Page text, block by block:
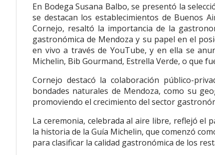
En Bodega Susana Balbo, se presentó la
se destacan los establecimientos de Buenos
Cornejo, resaltó la importancia de la
gastronómica de Mendoza y su papel en el
en vivo a través de YouTube, y en ella se
Michelin, Bib Gourmand, Estrella Verde, o que
Cornejo destacó la colaboración público-
bondades naturales de Mendoza, como su
promoviendo el crecimiento del sector
La ceremonia, celebrada al aire libre, reflejó el
la historia de la Guía Michelin, que comenzó
para clasificar la calidad gastronómica de los